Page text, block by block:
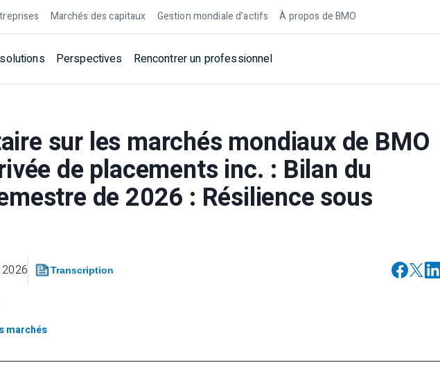
Marchés des capitaux Gestion mondiale d’actifs À propos de BMO
Perspectives Rencontrer un professionnel
sur les marchés mondiaux de BMO
de placements inc. : Bilan du
de 2026 : Résilience sous
Transcription
marchés